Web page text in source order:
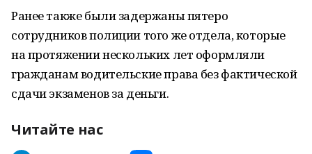
Ранее также были задержаны пятеро
сотрудников полиции того же отдела, которые
на протяжении нескольких лет оформляли
гражданам водительские права без фактической
сдачи экзаменов за деньги.
Читайте нас